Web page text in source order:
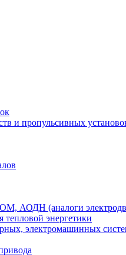
и пропульсивных
АОДН (аналоги
энергетики
электромашинных